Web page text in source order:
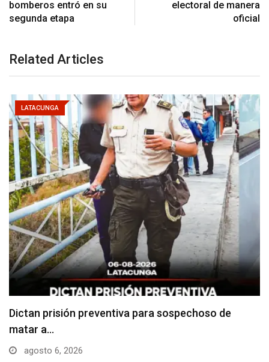
bomberos entró en su
segunda etapa
electoral de manera
oficial
Related Articles
LATACUNGA
Usuarios madrugan y hacen largas filas para
obtener…
agosto 6, 2026